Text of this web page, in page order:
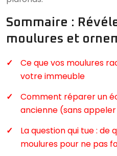
Sommaire :
moulures et
Ce que vos moulures
votre immeuble
Comment réparer un
ancienne (sans
La question qui tue : de
moulures pour ne pas